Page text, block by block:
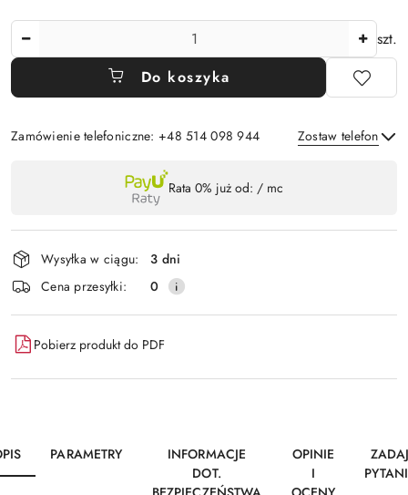
szt.
Do koszyka
Zamówienie telefoniczne: +48 514 098 944 Zostaw telefon
płatność
i
dostawa
Rata 0% już od: / mc
Wysyłka w ciągu:
3 dni
Cena przesyłki:
0
Pobierz produkt do PDF
PARAMETRY
INFORMACJE
DOT.
OPINIE
I